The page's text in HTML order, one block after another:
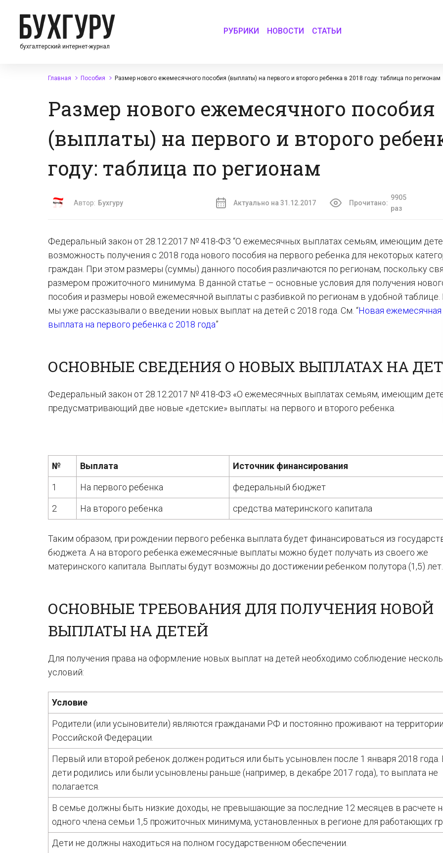
бухгалтерский интернет-журнал
РУБРИКИ НОВОСТИ СТАТЬИ
Главная Пособия Размер нового ежемесячного пособия (выплаты) на первого и второго ребенка в 2018 году: таблица по регионам
Размер нового ежемесячного пособия
(выплаты) на первого и второго
году: таблица по регионам
Автор: Бухгуру Актуально на 31.12.2017 Прочитано:
9905
раз
Федеральный закон от 28.12.2017 № 418-ФЗ “О ежемесячных выплатах семьям, имеющим
возможность получения с 2018 года нового пособия на первого ребенка для некоторых
граждан. При этом размеры (суммы) данного пособия различаются по регионам, поскольку
размером прожиточного минимума. В данной статье – основные условия для получения
пособия и размеры новой ежемесячной выплаты с разбивкой по регионам в удобной таблице.
мы уже рассказывали о введении новых выплат на детей с 2018 года. См. “Новая ежемесячная
выплата на первого ребенка с 2018 года”
ОСНОВНЫЕ СВЕДЕНИЯ О НОВЫХ ВЫПЛАТАХ НА
Федеральный закон от 28.12.2017 № 418-ФЗ «О ежемесячных выплатах семьям, имеющим
предусматривающий две новые «детские» выплаты: на первого и второго ребенка.
№ Выплата Источник финансирования
1 На первого ребенка федеральный бюджет
2 На второго ребенка средства материнского капитала
Таким образом, при рождении первого ребенка выплата будет финансироваться из
бюджета. А на второго ребенка ежемесячные выплаты можно будет получать из своего же
материнского капитала. Выплаты будут возможны до достижении ребенком полутора (1,5) лет.
ОСНОВНЫЕ ТРЕБОВАНИЯ ДЛЯ ПОЛУЧЕНИЯ НОВОЙ
ВЫПЛАТЫ НА ДЕТЕЙ
Для получения права на оформление новых выплат на детей необходимо соблюдение
условий:
Условие
Родители (или усыновители) являются гражданами РФ и постоянно проживают на территории
Российской Федерации.
Первый или второй ребенок должен родиться или быть усыновлен после 1 января 2018 года.
дети родились или были усыновлены раньше (например, в декабре 2017 года), то выплата не
полагается.
В семье должны быть низкие доходы, не превышающие за последние 12 месяцев в расчете
одного члена семьи 1,5 прожиточных минимума, установленных в регионе для работающих
Дети не должны находиться на полном государственном обеспечении.